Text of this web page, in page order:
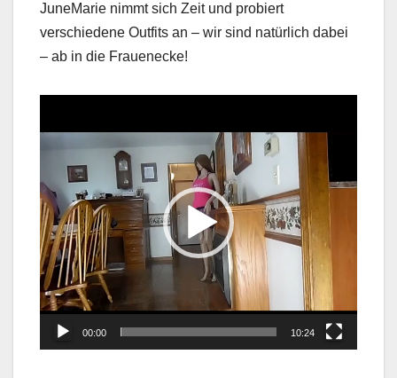
JuneMarie nimmt sich Zeit und probiert
verschiedene Outfits an – wir sind natürlich dabei
– ab in die Frauenecke!
Player
00:00 10:24